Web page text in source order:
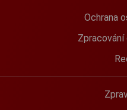
Ochrana
Zpracování